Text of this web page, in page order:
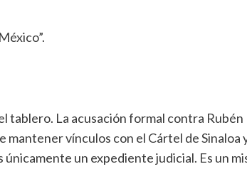
tablero. La acusación formal contra Rubén
mantener vínculos con el Cártel de Sinaloa
un expediente judicial. Es un